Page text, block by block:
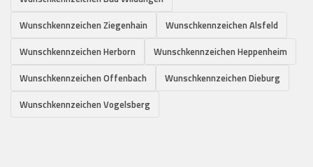
Wunschkennzeichen Ziegenhain
Wunschkennzeichen Alsfeld
Wunschkennzeichen Herborn
Wunschkennzeichen Heppenheim
Wunschkennzeichen Offenbach
Wunschkennzeichen Dieburg
Wunschkennzeichen Vogelsberg